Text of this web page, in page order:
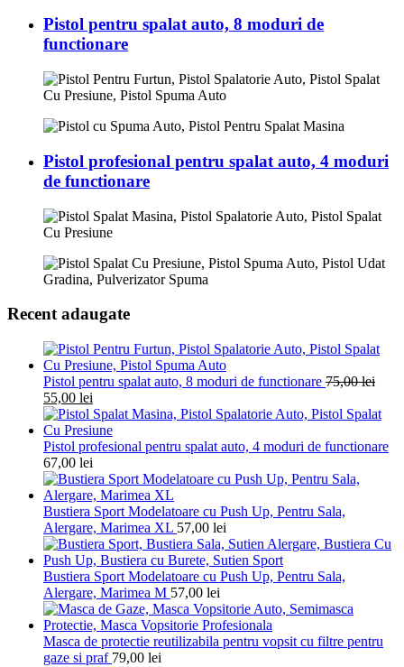
Pistol pentru spalat auto, 8 moduri de
functionare
Pistol profesional pentru spalat auto, 4 moduri
de functionare
Recent adaugate
Pistol pentru spalat auto, 8 moduri de functionare 75,00lei
55,00 lei
Pistol profesional pentru spalat auto, 4 moduri de functionare
67,00 lei
Bustiera Sport Modelatoare cu Push Up, Pentru Sala,
Alergare, Marimea XL 57,00 lei
Bustiera Sport Modelatoare cu Push Up, Pentru Sala,
Alergare, Marimea M 57,00 lei
Masca de protectie reutilizabila pentru vopsit cu filtre pentru
gaze si praf 79,00 lei